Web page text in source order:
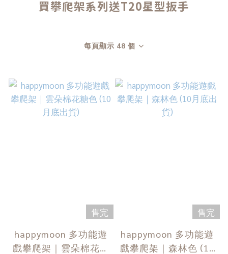
買攀爬架系列送T20星型扳手
每頁顯示 48 個
售完
happymoon 多功能遊
戲攀爬架｜雲朵棉花糖
售完
happymoon 多功能遊
戲攀爬架｜森林色 (10